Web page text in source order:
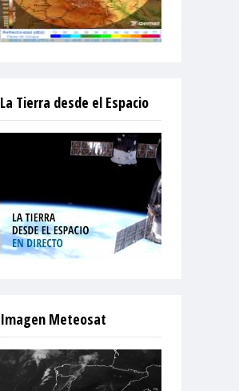
La Tierra desde el Espacio
Imagen Meteosat